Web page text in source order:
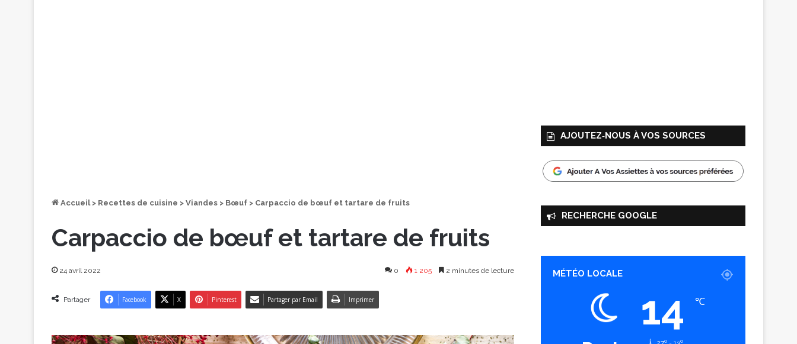
Accueil > Recettes de cuisine > Viandes > Bœuf > Carpaccio de bœuf et tartare de fruits
Carpaccio de bœuf et tartare de fruits
24 avril 2022 0 1 205 2 minutes de lecture
Partager Facebook X Pinterest Partager par Email Imprimer
AJOUTEZ‑NOUS À VOS SOURCES
RECHERCHE GOOGLE
MÉTÉO LOCALE
14 ℃